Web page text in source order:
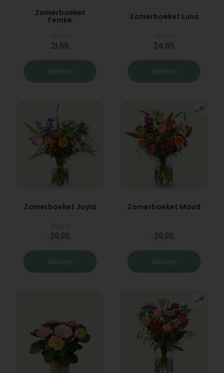
Zomerboeket
Femke
21,95
Bestel
Zomerboeket Luna
24,95
Bestel
Zomerboeket Jayla
29,95
Bestel
Zomerboeket Maud
29,95
Bestel